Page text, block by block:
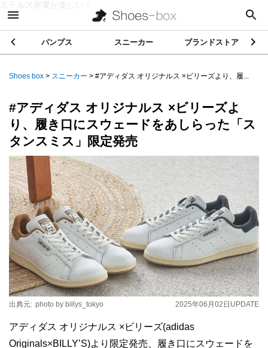
ステルス家電が楽しい！
パンプス スニーカー ブランドストア
Shoes box > スニーカー > #アディダス オリジナルス ×ビリーズより、履...
#アディダス オリジナルス ×ビリーズよ
り、履き口にスウェードをあしらった「ス
タンスミス」限定発売
2025年06月02日 UPDATE
出典元: photo by billys_tokyo
アディダス オリジナルス ×ビリーズ(adidas
Originals×BILLY’S)より限定発売、履き口にスウェードを